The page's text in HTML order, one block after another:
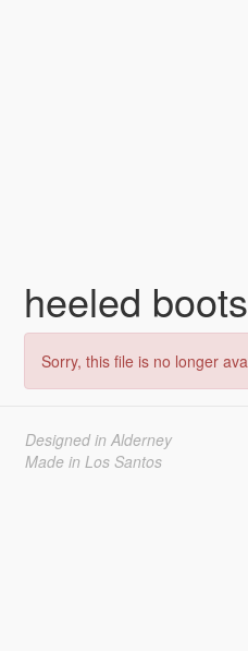
heeled
Sorry, this file is no longer
Designed in Alderney
Made in Los Santos